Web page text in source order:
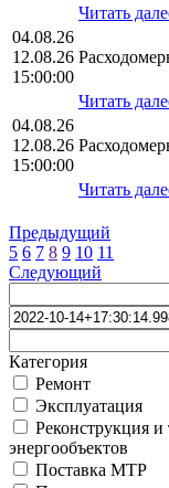
Читать
04.08.26
12.08.26
15:00:00
Читать
04.08.26
12.08.26
15:00:00
Читать
Предыдущий
5 6 7 8 9 10 11
Следующий
Категория
Ремонт
Эксплуатация
Реконструкция и
энергообъектов
Поставка МТР